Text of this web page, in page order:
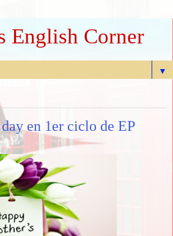
English Corner
▼
en 1er ciclo de EP